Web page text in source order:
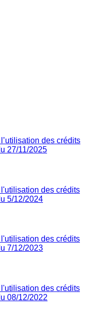
des crédits
27/11/2025
des crédits
5/12/2024
des crédits
7/12/2023
des crédits
08/12/2022